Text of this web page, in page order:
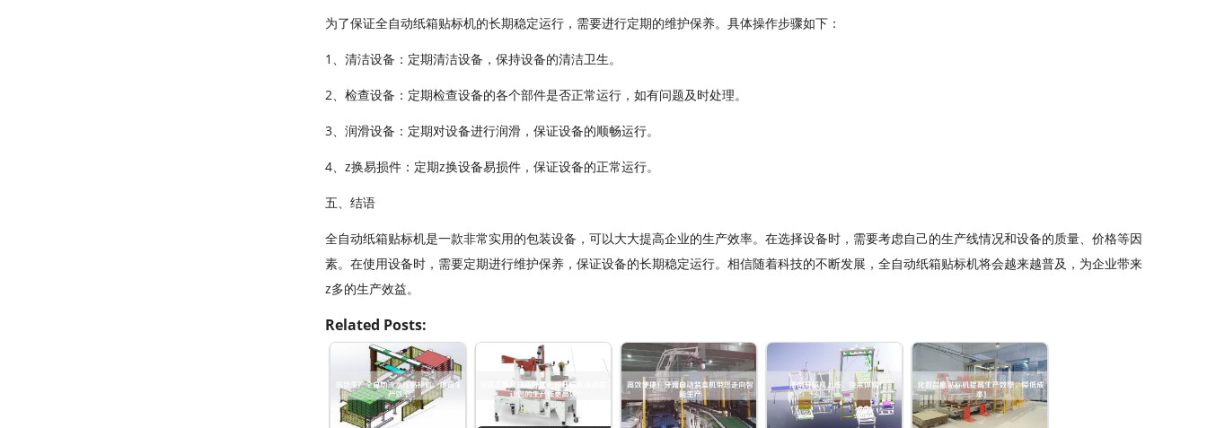
为了保证全自动纸箱贴标机的长期稳定运行，需要进行定期的维护保养。具体操作步骤如下：
1、清洁设备：定期清洁设备，保持设备的清洁卫生。
2、检查设备：定期检查设备的各个部件是否正常运行，如有问题及时处理。
3、润滑设备：定期对设备进行润滑，保证设备的顺畅运行。
4、z换易损件：定期z换设备易损件，保证设备的正常运行。
五、结语
全自动纸箱贴标机是一款非常实用的包装设备，可以大大提高企业的生产效率。在选择设备时，需要考虑自己的生产线情况和设备的质量、价格等因
素。在使用设备时，需要定期进行维护保养，保证设备的长期稳定运行。相信随着科技的不断发展，全自动纸箱贴标机将会越来越普及，为企业带来
z多的生产效益。
Related Posts: